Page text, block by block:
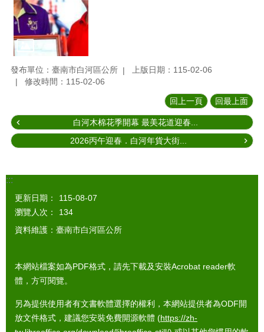
發布單位：臺南市白河區公所
上版日期：115-02-06
修改時間：115-02-06
回上一頁 回最上面
白河木棉花季開幕 最美花道迎春...
2026丙午迎春．白河年貨大街...
:::
更新日期：
115-08-07
瀏覽人次：
134
資料維護：臺南市白河區公所
本網站檔案如為PDF格式，請先下載及安裝Acrobat reader軟
體，方可閱覽。
另為提供使用者有文書軟體選擇的權利，本網站提供者為ODF開
放文件格式，建議您安裝免費開源軟體 (https://zh-